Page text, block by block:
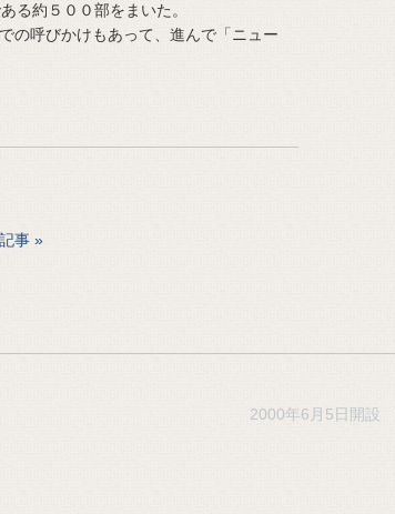
る約５００部をまいた。
の呼びかけもあって、進んで「ニュー
事
2000年6月5日開設